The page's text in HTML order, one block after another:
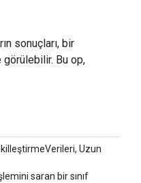
sonuçları, bir
görülebilir. Bu op,
Uzun
saran bir sınıf